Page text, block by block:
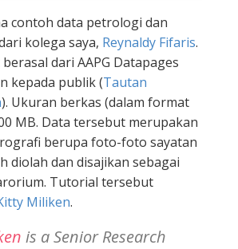
contoh data petrologi dan
kolega saya, Reynaldy Fifaris.
dari AAPG Datapages
kepada publik (Tautan
). Ukuran berkas (dalam format
MB. Data tersebut merupakan
berupa foto-foto sayatan
diolah dan disajikan sebagai
Tutorial tersebut
Miliken.
is a Senior Research